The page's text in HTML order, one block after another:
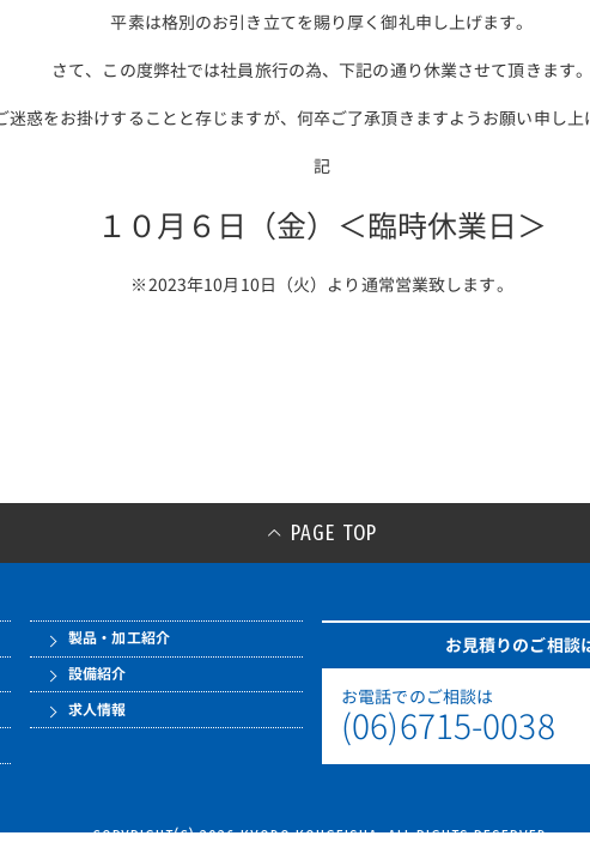
平素は格別のお引き立てを賜り厚く御礼申し上げます。
さて、この度弊社では社員旅行の為、下記の通り休業させて頂きます。
迷惑をお掛けすることと存じますが、何卒ご了承頂きますようお願い申し上
記
１０月６日（金）＜臨時休業日＞
※2023年10月10日（火）より通常営業致します。
PAGE TOP
製品・加工紹介
設備紹介
求人情報
お見積りのご相談
お電話でのご相談は
(06)6715-0038
COPYRIGHT(C) 2026 KYODO KOUGEISHA. ALL RIGHTS RESERVED.